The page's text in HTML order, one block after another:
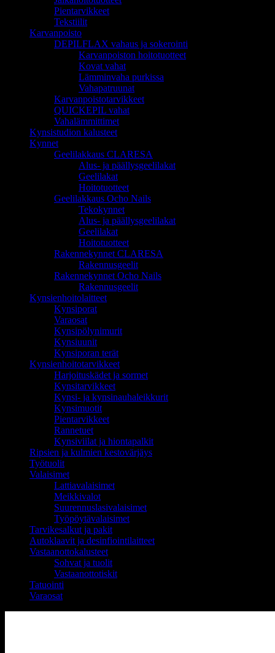
Pientarvikkeet
Tekstiilit
Karvanpoisto
DEPILFLAX vahaus ja sokerointi
Karvanpoiston hoitotuotteet
Kovat vahat
Lämminvaha purkissa
Vahapatruunat
Karvanpoistotarvikkeet
QUICKEPIL vahat
Vahalämmittimet
Kynsistudion kalusteet
Kynnet
Geelilakkaus CLARESA
Alus- ja päällysgeelilakat
Geelilakat
Hoitotuotteet
Geelilakkaus Ocho Nails
Tekokynnet
Alus- ja päällysgeelilakat
Geelilakat
Hoitotuotteet
Rakennekynnet CLARESA
Rakennusgeelit
Rakennekynnet Ocho Nails
Rakennusgeelit
Kynsienhoitolaitteet
Kynsiporat
Varaosat
Kynsipölynimurit
Kynsiuunit
Kynsiporan terät
Kynsienhoitotarvikkeet
Harjoituskädet ja sormet
Kynsitarvikkeet
Kynsi- ja kynsinauhaleikkurit
Kynsimuotit
Pientarvikkeet
Rannetuet
Kynsiviilat ja hiontapalkit
Ripsien ja kulmien kestovärjäys
Työtuolit
Valaisimet
Lattiavalaisimet
Meikkivalot
Suurennuslasivalaisimet
Työpöytävalaisimet
Tarvikesalkut ja pakit
Autoklaavit ja desinfiointilaitteet
Vastaanottokalusteet
Sohvat ja tuolit
Vastaanottotiskit
Tatuointi
Varaosat